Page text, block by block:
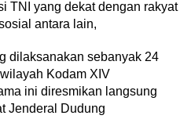
TNI yang dekat dengan rakyat
antara lain,
dilaksanakan sebanyak 24
Kodam XIV
ini diresmikan langsung
Jenderal Dudung